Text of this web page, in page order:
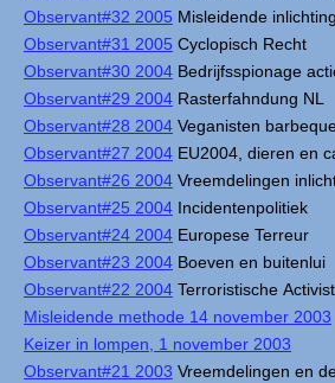
Observant#32 2005 Misleidende
Observant#31 2005 Cyclopisch Recht
Observant#30 2004 Bedrijfsspionage
Observant#29 2004 Rasterfahndung NL
Observant#28 2004 Veganisten
Observant#27 2004 EU2004, dieren en
Observant#26 2004 Vreemdelingen
Observant#25 2004 Incidentenpolitiek
Observant#24 2004 Europese Terreur
Observant#23 2004 Boeven en buitenlui
Observant#22 2004 Terroristische Activist
Misleidende methode 14 november 2003
Keizer in lompen, 1 november 2003
Observant#21 2003 Vreemdelingen en